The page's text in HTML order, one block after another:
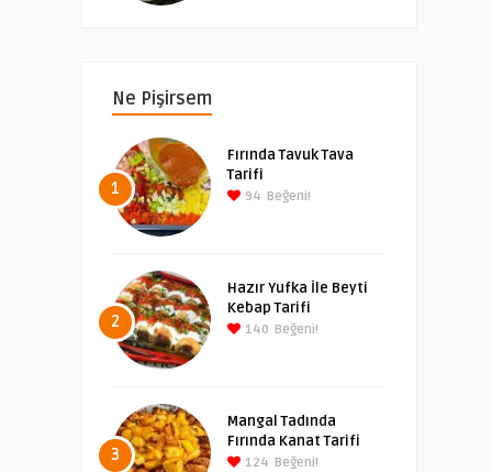
Ne Pişirsem
1
Fırında Tavuk Tava
Tarifi
94 Beğeni!
2
Hazır Yufka İle Beyti
Kebap Tarifi
140 Beğeni!
3
Mangal Tadında
Fırında Kanat Tarifi
124 Beğeni!